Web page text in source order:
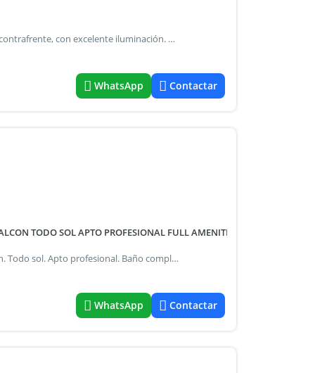
Departamento de un ambiente muy amplio, en piso alto, contrafrente, con excelente iluminación. Ventanal con cortina blackout / baño completo / cocina integrada al ambiente / aire acondicionado frio - calor excelente ubicación sobre av. Cordoba. Contiguo a sanatorio guemes / cercano a universidad de palermo / zona comercial / medios de transporte el mismo se encuentra ubicado a: misma cuadra sanatario guemes 200 metros universidad tecnologica nacional 700 metros universidad de palermo sede cabrera
WhatsApp Contactar
TODO SOL APTO PROFESIONAL FULL AMENITIES
Gran ambiente. Frente. 36 m2. Impecable (20 años). Balcon. Todo sol. Apto profesional. Baño completo. Cocina integrada con desayunador. Placard espejado. Servicios individuales. Pisos flotantes. Todo electrico. Edificio condominio del cid con hermoso jardin, gran piscina con deck, solarium, sum, parrillas con mesas y sillas, laundry y vigilancia con totem, 3 pisos, ascensor. Expensas: $ 207.800.- Incluye abl y aysa entre av. Gaona y franklin (a 2 cuadras del cid campeador, av. Honorio pueyrredon, av. Diaz velez y av. San martin) caballito para los casos de alquiler de vivienda, el monto máximo de comisión que se le puede requerir a los propietarios será el equivalente al cuatro con quince centésimos por ciento (4,15%) del valor total del respectivo contrato. Se encuentra prohibido cobrar a los inquilinos que sean personas físicas comisiones inmobiliarias y gastos de gestoría de informes. Silvio katz - cucicba 1959 *fichabrick=1038751*
WhatsApp Contactar